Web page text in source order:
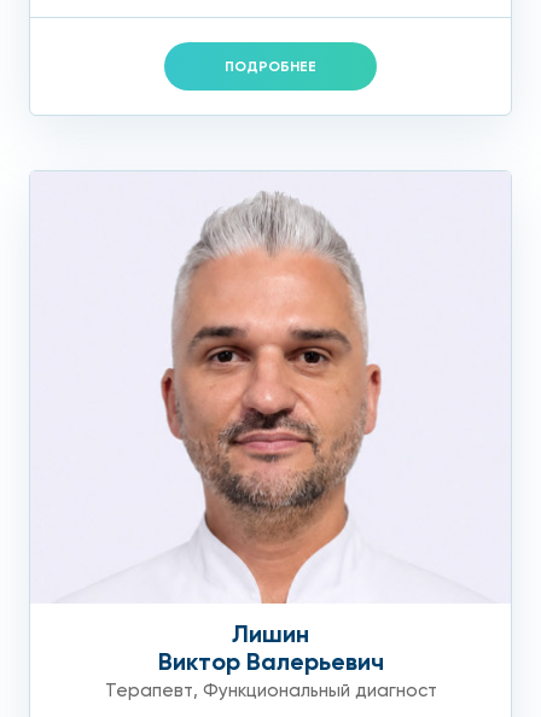
ПОДРОБНЕЕ
Лишин
Виктор Валерьевич
Терапевт, Функциональный диагност